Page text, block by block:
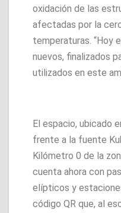
oxidación de las
afectadas por la
temperaturas. “Hoy
nuevos, finalizados
utilizados en este
El espacio, ubicado
frente a la fuente
Kilómetro 0 de la
cuenta ahora con
elípticos y
código QR que, al